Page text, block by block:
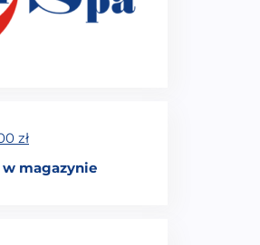
zł
w magazynie